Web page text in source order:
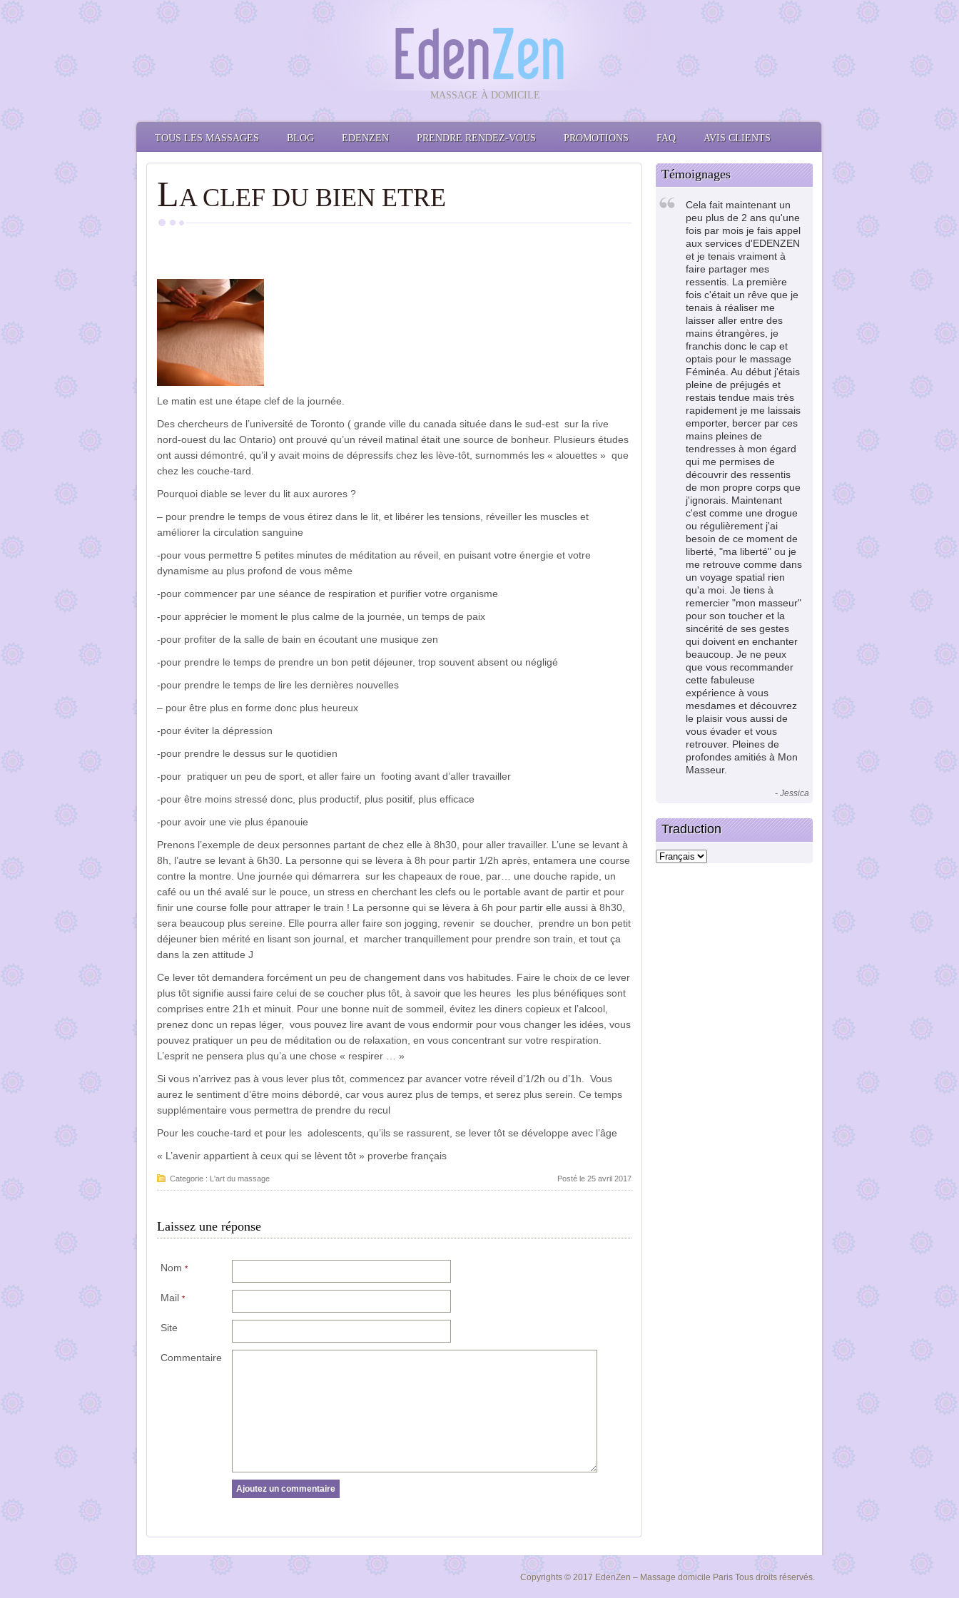
MASSAGE À DOMICILE
TOUS LES MASSAGES BLOG EDENZEN PRENDRE RENDEZ-VOUS PROMOTIONS FAQ AVIS CLIENTS
LA CLEF DU BIEN ETRE
Le matin est une étape clef de la journée.
Des chercheurs de l’université de Toronto ( grande ville du canada située dans le sud-est sur la rive
nord-ouest du lac Ontario) ont prouvé qu’un réveil matinal était une source de bonheur. Plusieurs études
ont aussi démontré, qu’il y avait moins de dépressifs chez les lève-tôt, surnommés les « alouettes » que
chez les couche-tard.
Pourquoi diable se lever du lit aux aurores ?
– pour prendre le temps de vous étirez dans le lit, et libérer les tensions, réveiller les muscles et
améliorer la circulation sanguine
-pour vous permettre 5 petites minutes de méditation au réveil, en puisant votre énergie et votre
dynamisme au plus profond de vous même
-pour commencer par une séance de respiration et purifier votre organisme
-pour apprécier le moment le plus calme de la journée, un temps de paix
-pour profiter de la salle de bain en écoutant une musique zen
-pour prendre le temps de prendre un bon petit déjeuner, trop souvent absent ou négligé
-pour prendre le temps de lire les dernières nouvelles
– pour être plus en forme donc plus heureux
-pour éviter la dépression
-pour prendre le dessus sur le quotidien
-pour pratiquer un peu de sport, et aller faire un footing avant d’aller travailler
-pour être moins stressé donc, plus productif, plus positif, plus efficace
-pour avoir une vie plus épanouie
Prenons l’exemple de deux personnes partant de chez elle à 8h30, pour aller travailler. L’une se levant à
8h, l’autre se levant à 6h30. La personne qui se lèvera à 8h pour partir 1/2h après, entamera une course
contre la montre. Une journée qui démarrera sur les chapeaux de roue, par… une douche rapide, un
café ou un thé avalé sur le pouce, un stress en cherchant les clefs ou le portable avant de partir et pour
finir une course folle pour attraper le train ! La personne qui se lèvera à 6h pour partir elle aussi à 8h30,
sera beaucoup plus sereine. Elle pourra aller faire son jogging, revenir se doucher, prendre un bon petit
déjeuner bien mérité en lisant son journal, et marcher tranquillement pour prendre son train, et tout ça
dans la zen attitude J
Ce lever tôt demandera forcément un peu de changement dans vos habitudes. Faire le choix de ce lever
plus tôt signifie aussi faire celui de se coucher plus tôt, à savoir que les heures les plus bénéfiques sont
comprises entre 21h et minuit. Pour une bonne nuit de sommeil, évitez les diners copieux et l’alcool,
prenez donc un repas léger, vous pouvez lire avant de vous endormir pour vous changer les idées, vous
pouvez pratiquer un peu de méditation ou de relaxation, en vous concentrant sur votre respiration.
L’esprit ne pensera plus qu’a une chose « respirer … »
Si vous n’arrivez pas à vous lever plus tôt, commencez par avancer votre réveil d’1/2h ou d’1h. Vous
aurez le sentiment d’être moins débordé, car vous aurez plus de temps, et serez plus serein. Ce temps
supplémentaire vous permettra de prendre du recul
Pour les couche-tard et pour les adolescents, qu’ils se rassurent, se lever tôt se développe avec l’âge
« L’avenir appartient à ceux qui se lèvent tôt » proverbe français
Categorie : L'art du massage Posté le 25 avril 2017
Laissez une réponse
Nom *
Mail *
Site
Commentaire
Témoignages
Cela fait maintenant un
peu plus de 2 ans qu'une
fois par mois je fais appel
aux services d'EDENZEN
et je tenais vraiment à
faire partager mes
ressentis. La première
fois c'était un rêve que je
tenais à réaliser me
laisser aller entre des
mains étrangères, je
franchis donc le cap et
optais pour le massage
Féminéa. Au début j'étais
pleine de préjugés et
restais tendue mais très
rapidement je me laissais
emporter, bercer par ces
mains pleines de
tendresses à mon égard
qui me permises de
découvrir des ressentis
de mon propre corps que
j'ignorais. Maintenant
c'est comme une drogue
ou régulièrement j'ai
besoin de ce moment de
liberté, "ma liberté" ou je
me retrouve comme dans
un voyage spatial rien
qu'a moi. Je tiens à
remercier "mon masseur"
pour son toucher et la
sincérité de ses gestes
qui doivent en enchanter
beaucoup. Je ne peux
que vous recommander
cette fabuleuse
expérience à vous
mesdames et découvrez
le plaisir vous aussi de
vous évader et vous
retrouver. Pleines de
profondes amitiés à Mon
Masseur.
- Jessica
Traduction
Copyrights © 2017 EdenZen – Massage domicile Paris Tous droits réservés.